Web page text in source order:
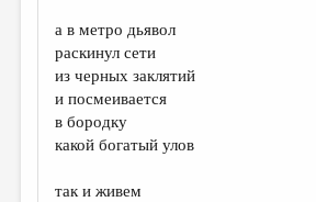
СТРАНИЦЫ ПАМЯТИ
ОБЪЯВЛЕНИЯ
КОЛОНКА РЕДАКТОРА
РЕДКОЛЛЕГИЯ
ОТ РЕДАКЦИИ
а в метро дьявол
раскинул сети
из черных заклятий
и посмеивается
в бородку
какой богатый улов
так и живем